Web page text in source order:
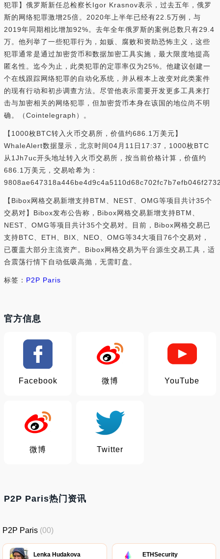
犯罪】俄罗斯新任总检察长Igor Krasnov表示，过去五年，俄罗
斯的网络犯罪激增25倍。2020年上半年已经有22.5万例，与
2019年同期相比增加92%。去年全年俄罗斯的案例总数只有29.4
万。他列举了一些犯罪行为，如贩、腐败和资助恐怖主义，这些
犯罪通常是通过加密货币和数据加密工具实施，最大限度地提高
匿名性。迄今为止，此类犯罪的定罪率仅为25%。他建议创建一
个在线跟踪网络犯罪的自动化系统，并从根本上改变对此类案件
的现有行动和初步调查方法。尽管他表示需要开发更多工具来打
击与加密相关的网络犯罪，但加密货币本身在该国的地位尚不明
确。（Cointelegraph）。
【1000枚BTC转入火币交易所，价值约686.1万美元】
WhaleAlert数据显示，北京时间04月11日17:37，1000枚BTC
从1Jh7uc开头地址转入火币交易所，按当前价格计算，价值约
686.1万美元，交易哈希为：
【Bibox网格交易新增支持BTM、NEST、OMG等项目共计35个
交易对】Bibox发布公告称，Bibox网格交易新增支持BTM、
NEST、OMG等项目共计35个交易对。目前，Bibox网格交易已
支持BTC、ETH、BIX、NEO、OMG等34大项目76个交易对，
已覆盖大部分主流资产。Bibox网格交易为平台源生交易工具，适
合震荡行情下自动低吸高抛，无需盯盘。
标签： P2P Paris
官方信息
Facebook 微博 YouTube
微博 Twitter
P2P Paris热门资讯
P2P Paris (00)
Lenka Hudakova
ETHSecurity